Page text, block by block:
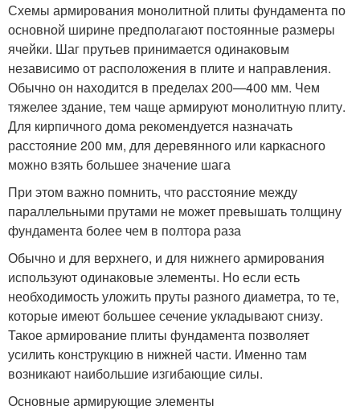
Схемы армирования монолитной плиты фундамента по
основной ширине предполагают постоянные размеры
ячейки. Шаг прутьев принимается одинаковым
независимо от расположения в плите и направления.
Обычно он находится в пределах 200—400 мм. Чем
тяжелее здание, тем чаще армируют монолитную плиту.
Для кирпичного дома рекомендуется назначать
расстояние 200 мм, для деревянного или каркасного
можно взять большее значение шага
При этом важно помнить, что расстояние между
параллельными прутами не может превышать толщину
фундамента более чем в полтора раза
Обычно и для верхнего, и для нижнего армирования
используют одинаковые элементы. Но если есть
необходимость уложить пруты разного диаметра, то те,
которые имеют большее сечение укладывают снизу.
Такое армирование плиты фундамента позволяет
усилить конструкцию в нижней части. Именно там
возникают наибольшие изгибающие силы.
Основные армирующие элементы